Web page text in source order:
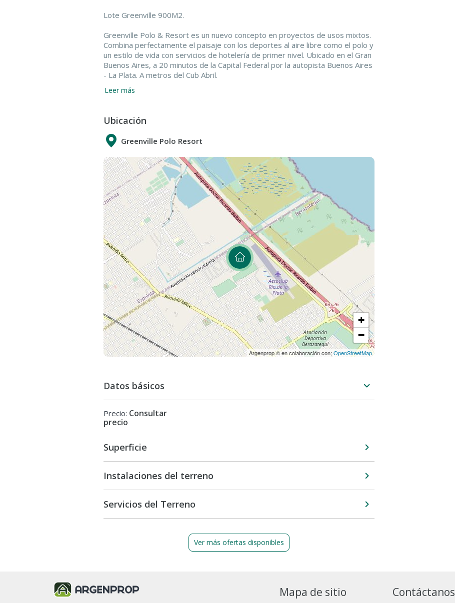
Lote Greenville 900M2.
Greenville Polo & Resort es un nuevo concepto en proyectos de usos mixtos.
Combina perfectamente el paisaje con los deportes al aire libre como el polo y
un estilo de vida con servicios de hotelería de primer nivel. Ubicado en el Gran
Buenos Aires, a 20 minutos de la Capital Federal por la autopista Buenos Aires
- La Plata. A metros del Cub Abril.
Greenville Polo & Resort cuenta con 130 hectáreas rodeadas de arboleda y un
Leer más
Ubicación
Greenville Polo Resort
+
−
Argenprop © en colaboración con;OpenStreetMap
Datos básicos
Precio: Consultar
precio
Superficie
Instalaciones del terreno
Servicios del Terreno
Ver más ofertas disponibles
Mapa de sitio Contáctanos